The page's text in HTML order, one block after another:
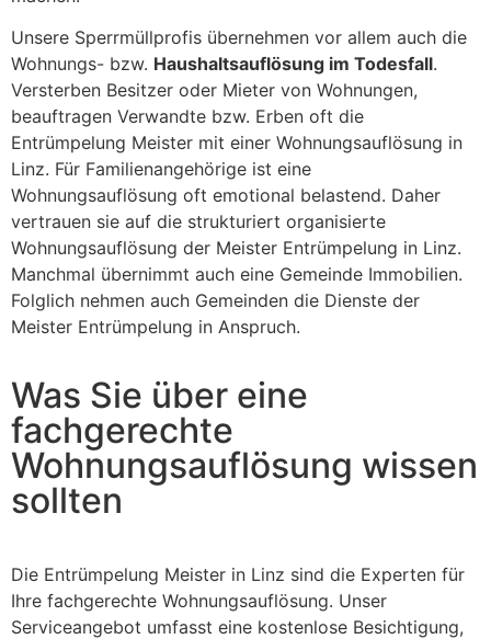
Unsere Sperrmüllprofis übernehmen vor allem auch die
Wohnungs- bzw. Haushaltsauflösung im Todesfall.
Versterben Besitzer oder Mieter von Wohnungen,
beauftragen Verwandte bzw. Erben oft die
Entrümpelung Meister mit einer Wohnungsauflösung in
Linz. Für Familienangehörige ist eine
Wohnungsauflösung oft emotional belastend. Daher
vertrauen sie auf die strukturiert organisierte
Wohnungsauflösung der Meister Entrümpelung in Linz.
Manchmal übernimmt auch eine Gemeinde Immobilien.
Folglich nehmen auch Gemeinden die Dienste der
Meister Entrümpelung in Anspruch.
Was Sie über eine
fachgerechte
Wohnungsauflösung wissen
sollten
Die Entrümpelung Meister in Linz sind die Experten für
Ihre fachgerechte Wohnungsauflösung. Unser
Serviceangebot umfasst eine kostenlose Besichtigung,